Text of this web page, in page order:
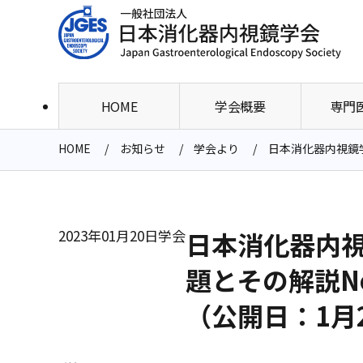
HOME 学会概要 専門
HOME お知らせ 学会より 日本消化器内視
2023年01月20日学会 日本消化器内
題とその解説
（公開日：1月